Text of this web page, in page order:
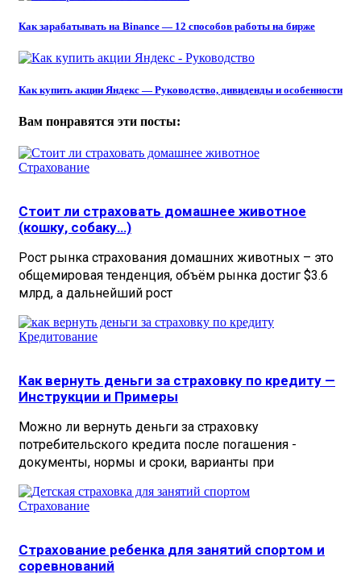
Как зарабатывать на Binance — 12 способов работы на бирже
Как купить акции Яндекс — Руководство, дивиденды и особенности
Вам понравятся эти посты:
Страхование
Стоит ли страховать домашнее животное
(кошку, собаку…)
Рост рынка страхования домашних животных – это
общемировая тенденция, объём рынка достиг $3.6
млрд, а дальнейший рост
Кредитование
Как вернуть деньги за страховку по кредиту —
Инструкции и Примеры
Можно ли вернуть деньги за страховку
потребительского кредита после погашения -
документы, нормы и сроки, варианты при
Страхование
Страхование ребенка для занятий спортом и
соревнований